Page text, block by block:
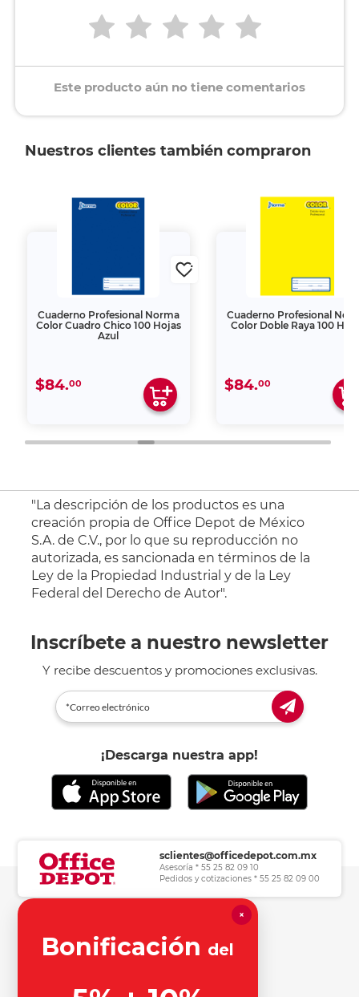
Este producto aún no tiene comentarios
Nuestros clientes también compraron
Cuaderno Profesional Norma
Color Cuadro Chico 100 Hojas
Azul
$84.00
Cuaderno Profesional
Color Doble Raya 100
$84.00
"La descripción de los productos es una
creación propia de Office Depot de México
S.A. de C.V., por lo que su reproducción no
autorizada, es sancionada en términos de la
Ley de la Propiedad Industrial y de la Ley
Federal del Derecho de Autor".
Inscríbete a nuestro newsletter
Y recibe descuentos y promociones exclusivas.
¡Descarga nuestra app!
sclientes@officedepot.com.mx
Asesoría * 55 25 82 09 10
Pedidos y cotizaciones * 55 25 82 09 00
Herramientas de consulta
×
Bonificación del